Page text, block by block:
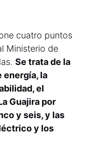
cuatro puntos
Ministerio de
Se trata de la
energía, la
el
Guajira por
y seis, y las
y los